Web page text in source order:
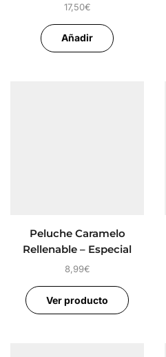
17,50€
Añadir
Peluche Caramelo
Rellenable – Especial
Olfateo
8,99€
Ver producto